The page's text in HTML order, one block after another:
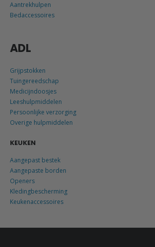
Aantrekhulpen
Bedaccessoires
ADL
Grijpstokken
Tuingereedschap
Medicijndoosjes
Leeshulpmiddelen
Persoonlijke verzorging
Overige hulpmiddelen
KEUKEN
Aangepast bestek
Aangepaste borden
Openers
Kledingbescherming
Keukenaccessoires